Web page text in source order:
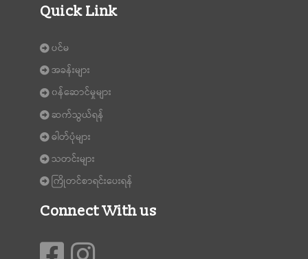
Quick Link
ပင်မ
အခန်းများ
၀န်ဆောင်မှုများ
ဆက်သွယ်ရန်
ဓါတ်ပုံများ
သတင်းများ
ကြိုတင်စာရင်းပေးရန်
Connect With us